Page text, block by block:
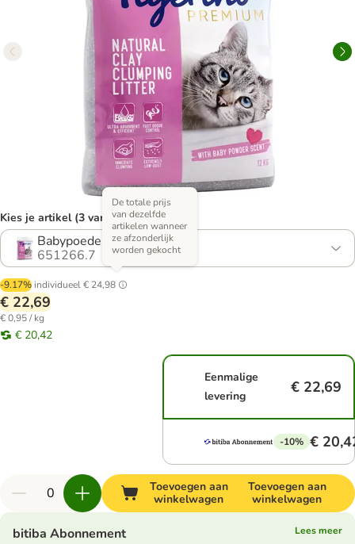
Kies je artikel (3 varianten)
Babypoedergeur (2 x 12 kg)
651266.7
-9.17% individueel€ 24,98
De totale prijs
van dezelfde
artikelen wanneer
ze afzonderlijk
worden gekocht
€ 22,69
€ 0,95 / kg
€ 20,42
Eenmalige
levering
€ 22,69
-10% €
Toevoegen aan
winkelwagen
Toevoegen aan
winkelwagen
bitiba Abonnement
Lees meer